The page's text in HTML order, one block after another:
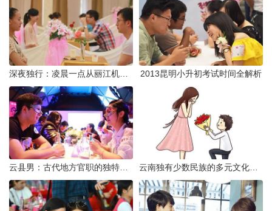
2013昆明小升初考试时间全解析